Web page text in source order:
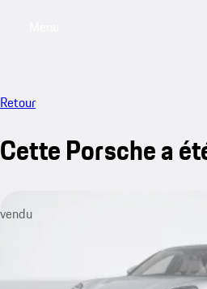
Retour
Cette Porsche a
vendu